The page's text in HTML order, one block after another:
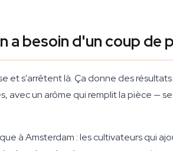
a besoin d'un coup de
et s'arrêtent là. Ça donne des
avec un arôme qui remplit la pièce —
à Amsterdam : les cultivateurs qui